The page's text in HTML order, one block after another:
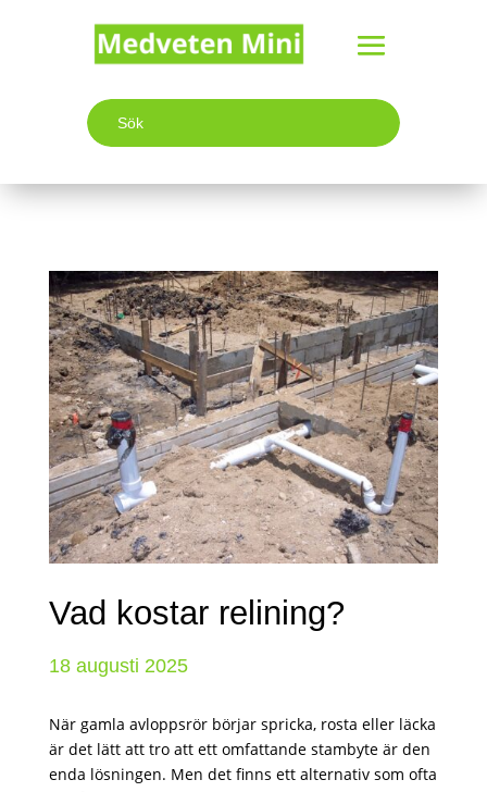
Vad kostar relining?
18 augusti 2025
När gamla avloppsrör börjar spricka, rosta eller läcka
är det lätt att tro att ett omfattande stambyte är den
enda lösningen. Men det finns ett alternativ som ofta